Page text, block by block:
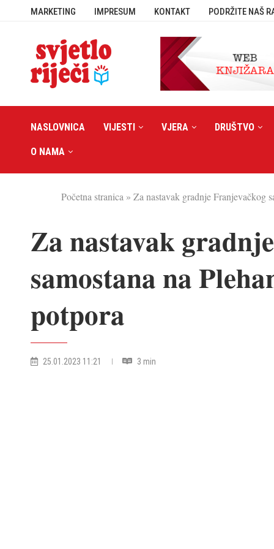
MARKETING IMPRESUM KONTAKT PODRŽITE NAŠ
NASLOVNICA VIJESTI VJERA DRUŠTVO
O NAMA
Početna stranica » Za nastavak gradnje Franjevačkog
Za nastavak
samostana na
potpora
25.01.2023 11:21 3 min